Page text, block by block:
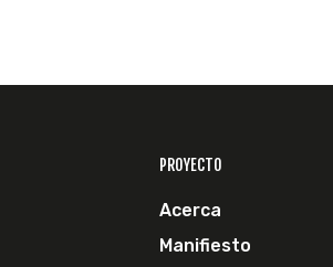
PROYECTO
Acerca
Manifiesto